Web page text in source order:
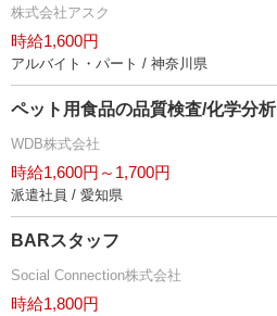
株式会社アスク
時給1,600円
アルバイト・パート / 神奈川県
ペット用食品の品質検査/化学分析
WDB株式会社
時給1,600円～1,700円
派遣社員 / 愛知県
BARスタッフ
Social Connection株式会社
時給1,800円